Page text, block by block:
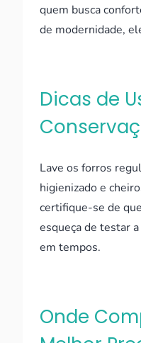
quem busca
de modernidade,
Dicas de
Lave os forros
higienizado e
certifique-se de
esqueça de testar
em tempos.
Onde